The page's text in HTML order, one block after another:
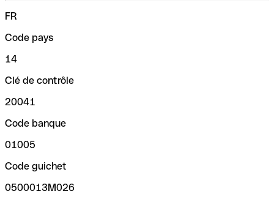
FR
Code pays
14
Clé de contrôle
20041
Code banque
01005
Code guichet
0500013M026